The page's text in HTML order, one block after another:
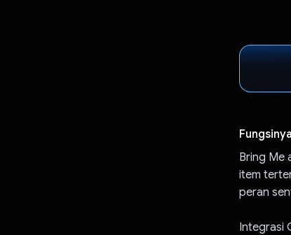
Fungsinya
Bring Me
item
peran
Integrasi